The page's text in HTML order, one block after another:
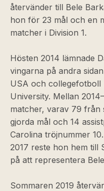
återvänder till Bele
hon för 23 mål och en
matcher i Division 1.
Hösten 2014 lämnade
vingarna på andra
USA och collegefotboll
University. Mellan
matcher, varav 79 från
gjorda mål och 14
Carolina tröjnummer
2017 reste hon hem till
på att representera
Sommaren 2019